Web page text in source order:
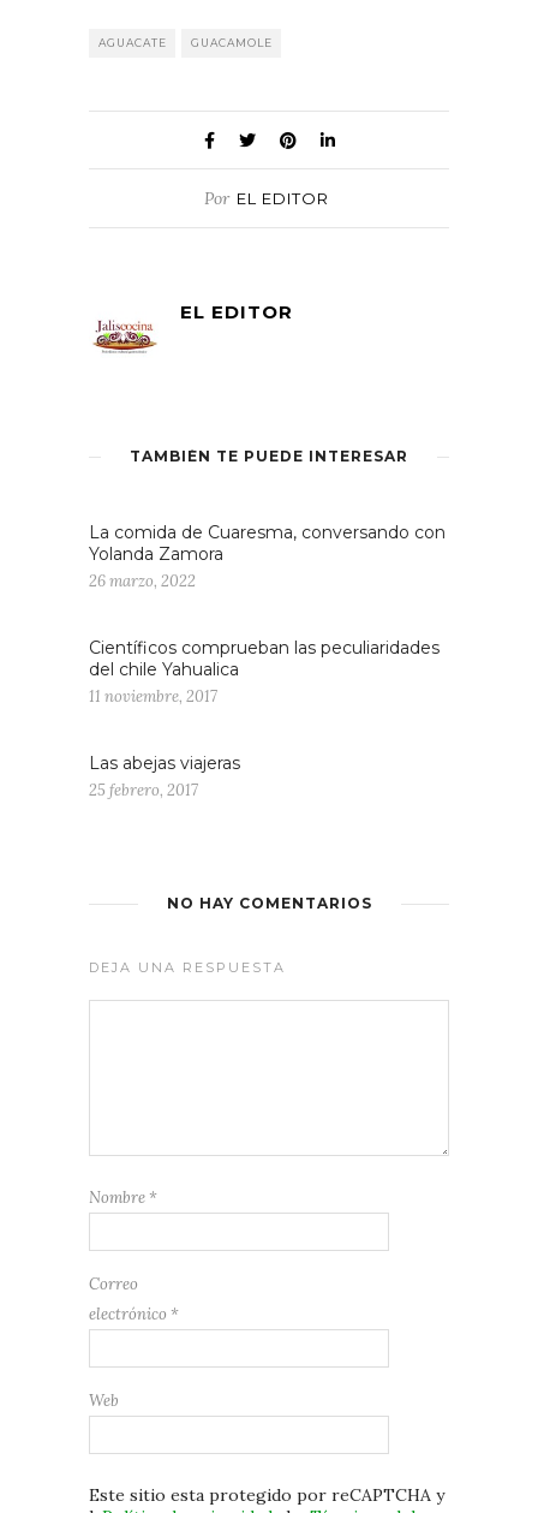
AGUACATE GUACAMOLE
Por EL EDITOR
EL EDITOR
TAMBIÉN TE PUEDE INTERESAR
La comida de Cuaresma, conversando con
Yolanda Zamora
26 marzo, 2022
Científicos comprueban las peculiaridades
del chile Yahualica
11 noviembre, 2017
Las abejas viajeras
25 febrero, 2017
NO HAY COMENTARIOS
DEJA UNA RESPUESTA
Nombre *
Correo
electrónico *
Web
Este sitio esta protegido por reCAPTCHA y